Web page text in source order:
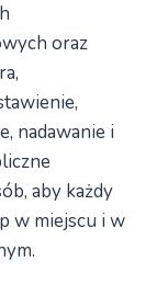
oraz
nadawanie i
aby każdy
w miejscu i w